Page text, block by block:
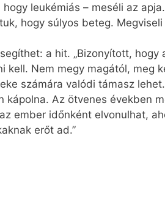
leukémiás – meséli az
hogy súlyos beteg.
a hit. „Bizonyított, hogy
Nem megy magától, meg
számára valódi támasz
Az ötvenes években
ember időnként elvonulhat,
erőt ad.”